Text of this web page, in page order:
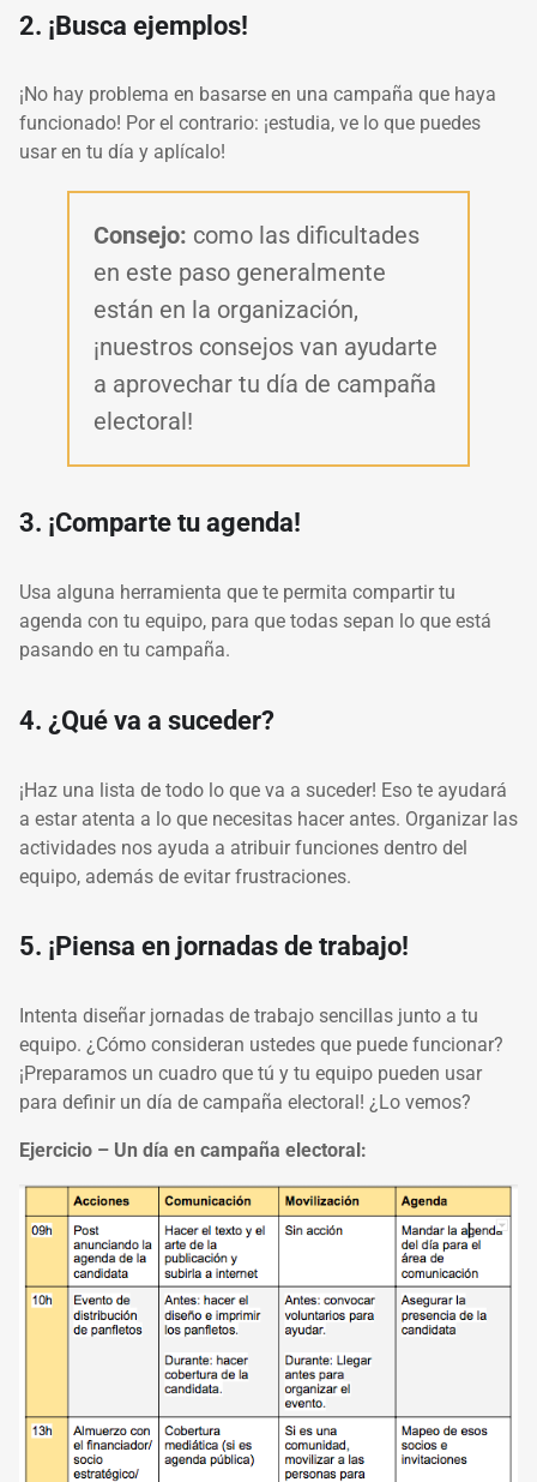
2. ¡Busca ejemplos!
¡No hay problema en basarse en una campaña que haya
funcionado! Por el contrario: ¡estudia, ve lo que puedes
usar en tu día y aplícalo!
Consejo: como las dificultades
en este paso generalmente
están en la organización,
¡nuestros consejos van ayudarte
a aprovechar tu día de campaña
electoral!
3. ¡Comparte tu agenda!
Usa alguna herramienta que te permita compartir tu
agenda con tu equipo, para que todas sepan lo que está
pasando en tu campaña.
4. ¿Qué va a suceder?
¡Haz una lista de todo lo que va a suceder! Eso te ayudará
a estar atenta a lo que necesitas hacer antes. Organizar las
actividades nos ayuda a atribuir funciones dentro del
equipo, además de evitar frustraciones.
5. ¡Piensa en jornadas de trabajo!
Intenta diseñar jornadas de trabajo sencillas junto a tu
equipo. ¿Cómo consideran ustedes que puede funcionar?
¡Preparamos un cuadro que tú y tu equipo pueden usar
para definir un día de campaña electoral! ¿Lo vemos?
Ejercicio – Un día en campaña electoral: